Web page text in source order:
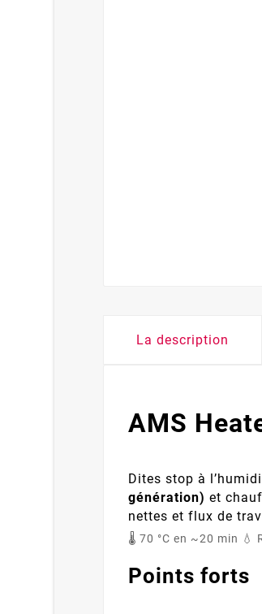
La description
AMS
Dites stop à
génération) et
nettes et flux de
🌡️ 70 °C en ~20 min 💧
Points forts